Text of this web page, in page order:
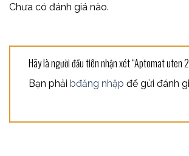
Chưa có đánh giá nào.
Hãy là người đầu tiên nhận xét “Aptomat uten
Bạn phải bđăng nhập để gửi đánh